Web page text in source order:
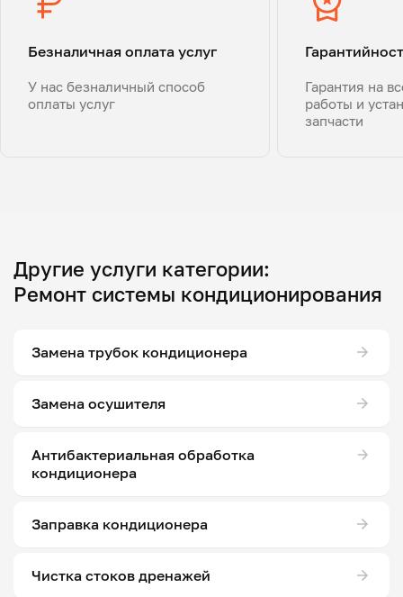
Безналичная оплата услуг
У нас безналичный способ
оплаты услуг
Гарантия на
работы и
запчасти
Другие услуги категории:
Ремонт системы кондиционирования
Замена трубок кондиционера
Замена осушителя
Антибактериальная обработка
кондиционера
Заправка кондиционера
Чистка стоков дренажей